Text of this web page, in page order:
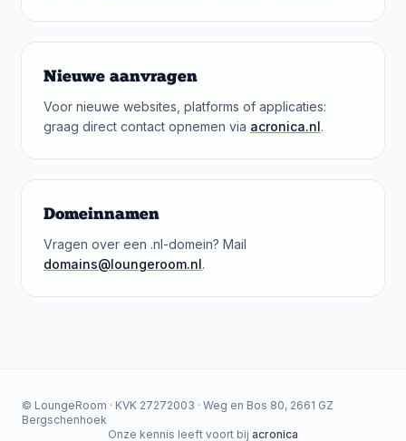
Nieuwe aanvragen
Voor nieuwe websites, platforms of applicaties:
graag direct contact opnemen via acronica.nl.
Domeinnamen
Vragen over een .nl-domein? Mail
domains@loungeroom.nl.
© LoungeRoom · KVK 27272003 · Weg en Bos 80, 2661 GZ
Bergschenhoek
Onze kennis leeft voort bij acronica